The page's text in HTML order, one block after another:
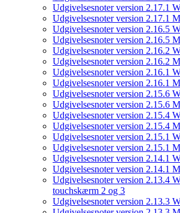
Udgivelsesnoter version 2.17.1
Udgivelsesnoter version 2.17.1
Udgivelsesnoter version 2.16.5
Udgivelsesnoter version 2.16.5
Udgivelsesnoter version 2.16.2
Udgivelsesnoter version 2.16.2
Udgivelsesnoter version 2.16.1
Udgivelsesnoter version 2.16.1
Udgivelsesnoter version 2.15.6
Udgivelsesnoter version 2.15.6
Udgivelsesnoter version 2.15.4
Udgivelsesnoter version 2.15.4
Udgivelsesnoter version 2.15.1
Udgivelsesnoter version 2.15.1
Udgivelsesnoter version 2.14.1
Udgivelsesnoter version 2.14.1
Udgivelsesnoter version 2.13.4
touchskærm 2 og 3
Udgivelsesnoter version 2.13.3